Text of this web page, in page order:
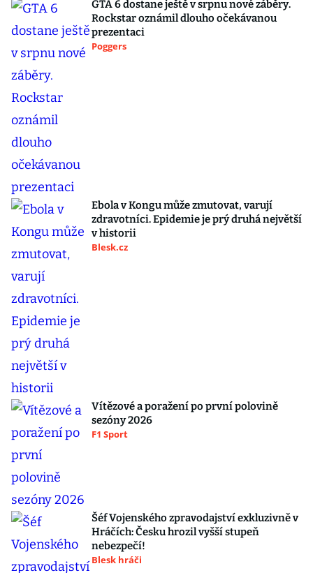
GTA 6 dostane ještě v srpnu nové záběry.
Rockstar oznámil dlouho očekávanou
prezentaci
Poggers
Ebola v Kongu může zmutovat, varují
zdravotníci. Epidemie je prý druhá největší
v historii
Blesk.cz
Vítězové a poražení po první polovině
sezóny 2026
F1 Sport
Šéf Vojenského zpravodajství exkluzivně v
Hráčích: Česku hrozil vyšší stupeň
nebezpečí!
Blesk hráči